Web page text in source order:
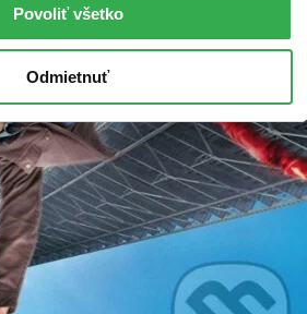
Povoliť všetko
Odmietnuť